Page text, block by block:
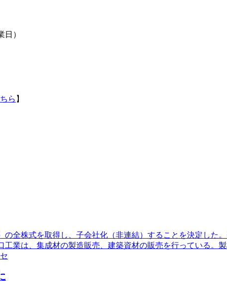
）
ら 】
全株式を取得し、子会社化（非連結）することを決定した
業は、集成材の製造販売、建築資材の販売を行っている。